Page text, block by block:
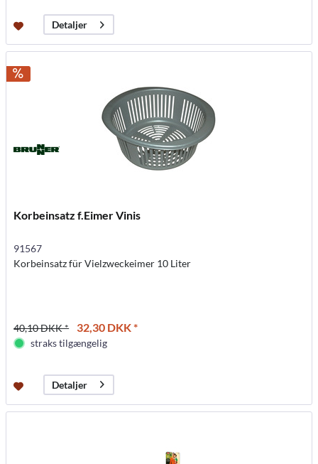
Detaljer
Korbeinsatz f.Eimer Vinis
91567
Korbeinsatz für Vielzweckeimer 10 Liter
40,10 DKK * 32,30 DKK *
straks tilgængelig
Detaljer